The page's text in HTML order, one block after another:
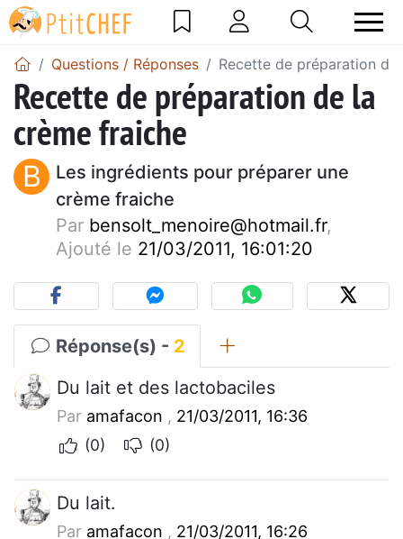
Questions / Réponses Recette de préparation
Recette de préparation de la
crème fraiche
B
Les ingrédients pour préparer une
crème fraiche
Par bensolt_menoire@hotmail.fr,
Ajouté le 21/03/2011, 16:01:20
Réponse(s) - 2
Du lait et des lactobaciles
Par amafacon , 21/03/2011, 16:36
(0)
(0)
Du lait.
Par amafacon , 21/03/2011, 16:26